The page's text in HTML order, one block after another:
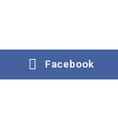
Facebook